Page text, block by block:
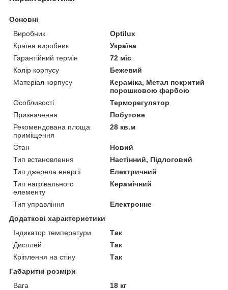
Основні
Виробник
Optilux
Країна виробник
Україна
Гарантійний термін
72 міс
Колір корпусу
Бежевий
Матеріал корпусу
Кераміка, Метал покритий
порошковою фарбою
Особливості
Терморегулятор
Призначення
Побутове
Рекомендована площа
приміщення
28 кв.м
Стан
Новий
Тип встановлення
Настінний, Підлоговий
Тип джерела енергії
Електричний
Тип нагрівального
елементу
Керамічний
Тип управління
Електронне
Додаткові характеристики
Індикатор температури
Так
Дисплей
Так
Кріплення на стіну
Так
Габаритні розміри
Вага
18 кг